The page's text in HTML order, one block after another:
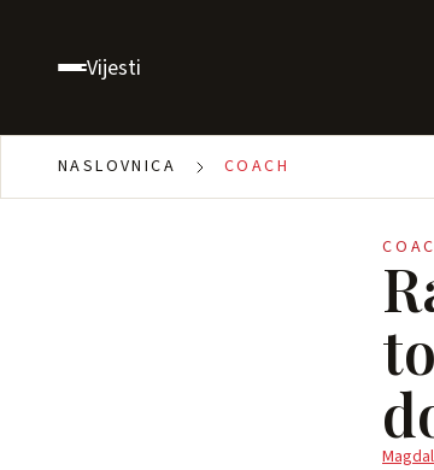
Vijesti
NASLOVNICA COACH